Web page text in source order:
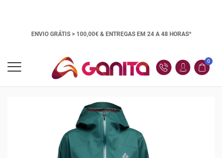
ENVIO GRÁTIS > 100,00€ & ENTREGAS EM 24 A 48 HORAS*
0